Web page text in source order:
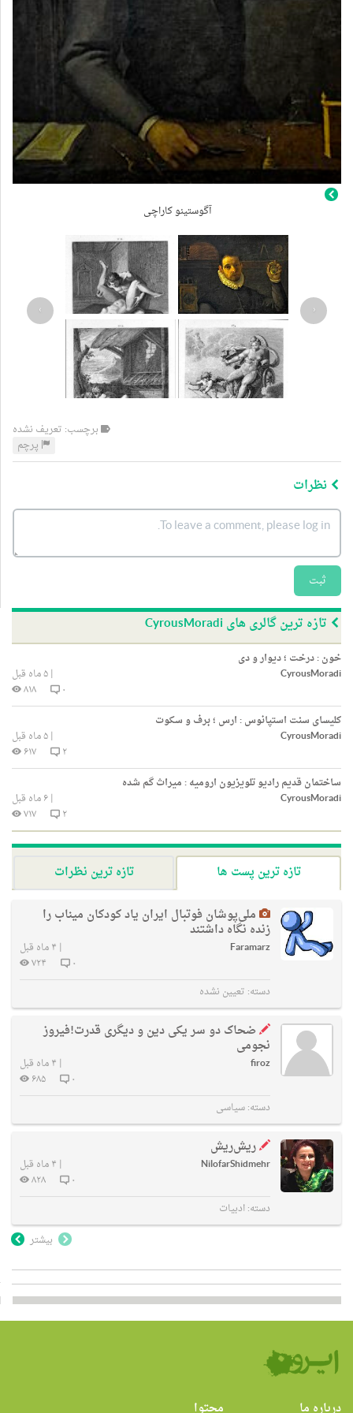
آگوستینو کاراچی
‹
›
برچسب: تعریف نشده
پرچم
نظرات
ثبت
تازه ترین گالری های CyrousMoradi
خون : درخت ؛ دیوار و دی
CyrousMoradi
|۵ ماه قبل
۰
۸۱۸
کلیسای سنت استپانوس : ارس ؛ برف و سکوت
CyrousMoradi
|۵ ماه قبل
۲
۶۱۷
ساختمان قدیم رادیو تلویزیون ارومیه : میراث گم شده
CyrousMoradi
|۶ ماه قبل
۲
۷۱۷
تازه ترین پست ها
تازه ترین نظرات
ملی‌پوشان فوتبال ایران یاد کودکان میناب را
زنده نگاه داشتند
Faramarz
| ۴ ماه قبل
۰
۷۲۴
دسته: تعیین نشده
ضحاک دو سر یکی دین و دیگری قدرت!فیروز
نجومی
firoz
| ۴ ماه قبل
۰
۶۸۵
دسته:سیاسی
ریش‌ریش
NilofarShidmehr
| ۴ ماه قبل
۰
۸۲۸
دسته:ادبیات
بیشتر
درباره ما محتوا